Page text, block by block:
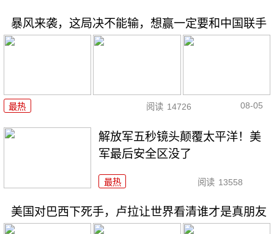
暴风来袭，这局决不能输，想赢一定要和中国联手
最热 阅读 14726 08-05
解放军五秒镜头颠覆太平洋！美
军最后安全区没了
最热 阅读 13558
美国对巴西下死手，卢拉让世界看清谁才是真朋友